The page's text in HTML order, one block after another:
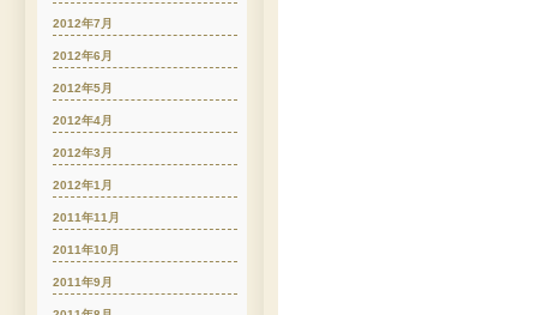
2012年7月
2012年6月
2012年5月
2012年4月
2012年3月
2012年1月
2011年11月
2011年10月
2011年9月